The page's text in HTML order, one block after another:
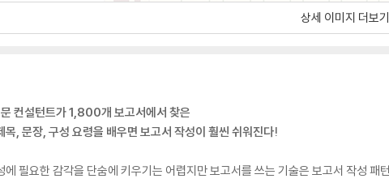
상세 이미지 더보기
컨설턴트가 1,800개 보고서에서 찾은
목, 문장, 구성 요령을 배우면 보고서 작성이 훨씬 쉬워진다!
에 필요한 감각을 단숨에 키우기는 어렵지만 보고서를 쓰는 기술은 보고서 작성